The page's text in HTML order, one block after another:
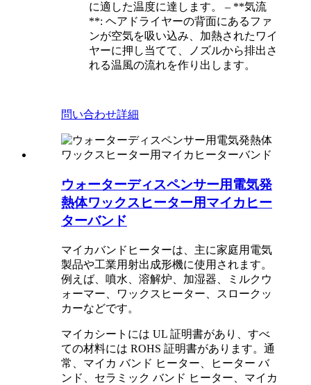
に適した温度に達します。 – **気流
**: ヘアドライヤーの背面にあるファ
ンが空気を吸い込み、加熱されたワイ
ヤーに押し当てて、ノズルから排出さ
れる温風の流れを作り出します。
問い合わせ詳細
ウォーターディスペンサー用電気発
熱体ワックスヒーター用マイカヒー
ターバンド
マイカバンドヒーターは、主に家庭用電気
製品や工業用射出成形機に使用されます。
例えば、噴水、溶解炉、加湿器、ミルクウ
ォーマー、ワックスヒーター、スロークッ
カーなどです。
マイカシートには UL 証明書があり、すべ
ての材料には ROHS 証明書があります。通
常、マイカ バンド ヒーター、ヒーター バ
ンド、セラミック バンド ヒーター、マイカ